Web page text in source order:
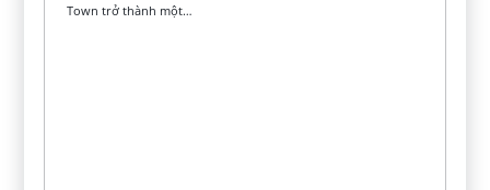
Town trở thành một…